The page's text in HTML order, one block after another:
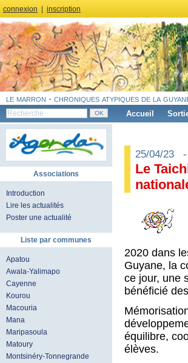
connexion inscription
le marron - chroniques atypiques de la
Accueil
Associations
Introduction
Lire les actualités
Poster une actualité
Liste par communes
Apatou
Awala-Yalimapo
Cayenne
Kourou
Macouria
Mana
Maripasoula
Matoury
Montsinéry-Tonnegrande
25/04/23
Le
2020 dans
Guyane, la
ce jour, une
bénéficié
équilibre,
élèves.